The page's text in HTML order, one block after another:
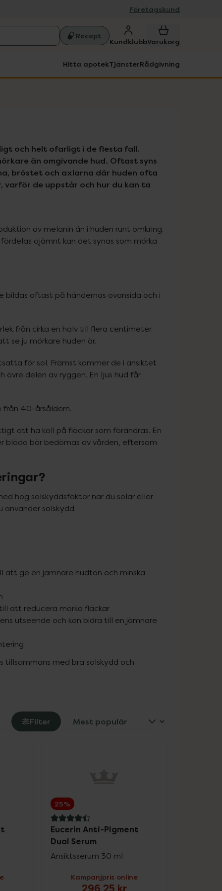
Företagskund
Recept
KundklubbVarukorg
Hitta apotekTjänsterRådgivning
och helt ofarligt i de flesta fall.
än omgivande hud. Oftast syns
bröstet och axlarna där huden ofta
varför de uppstår och hur du kan ta
av melanin än i huden runt omkring.
ojämnt kan det synas som mörka
bildas oftast på händernas ovansida och i
från cirka en halv till flera centimeter.
se ju mörkare huden är.
för sol. Främst kommer de i ansiktet
övre delen av ryggen. En ljus hud får
från 40-årsåldern.
att ha koll på fläckar som förändras. En
blöda bör bedömas av vården, eftersom
hög solskyddsfaktor när du solar eller
använder solskydd.
att ge en jämnare hudton och minska
att reducera mörka fläckar
utseende och kan bidra till en jämnare
tillsammans med bra solskydd och
Filter
25%
4.5 av 5 i omdöme
Eucerin Anti-Pigment
Dual Serum
Ansiktsserum 30 ml
Kampanjpris online